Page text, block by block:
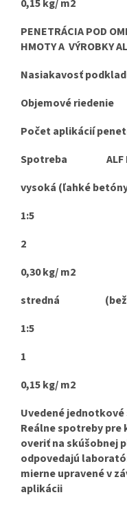
0,15 kg/ m2
PENETRÁCIA POD
HMOTY A VÝROBKY
Nasiakavosť
Objemové
Počet aplikácií
Spotreba ALF
vysoká (ľahké
1:5
2
0,30 kg/ m2
stredná (bežne
1:5
1
0,15 kg/ m2
Uvedené
Reálne spotreby
overiť na skúšobnej
odpovedajú
mierne upravené v
aplikácii